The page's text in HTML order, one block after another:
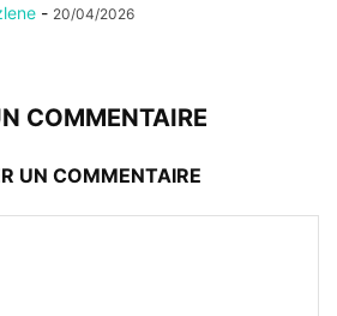
- 20/04/2026
COMMENTAIRE
UN COMMENTAIRE